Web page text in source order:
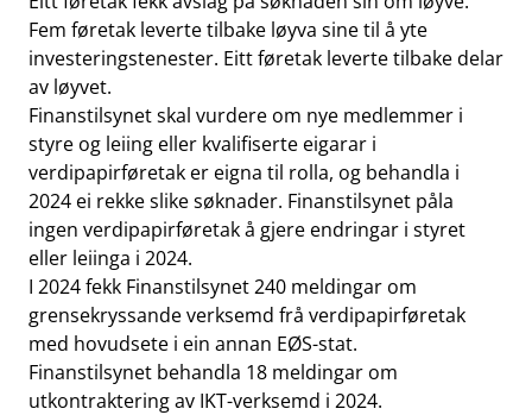
Fem føretak leverte tilbake løyva sine til å yte
investeringstenester. Eitt føretak leverte tilbake delar
av løyvet.
Finanstilsynet skal vurdere om nye medlemmer i
styre og leiing eller kvalifiserte eigarar i
verdipapirføretak er eigna til rolla, og behandla i
2024 ei rekke slike søknader. Finanstilsynet påla
ingen verdipapirføretak å gjere endringar i styret
eller leiinga i 2024.
I 2024 fekk Finanstilsynet 240 meldingar om
grensekryssande verksemd frå verdipapirføretak
med hovudsete i ein annan EØS-stat.
Finanstilsynet behandla 18 meldingar om
utkontraktering av IKT-verksemd i 2024.